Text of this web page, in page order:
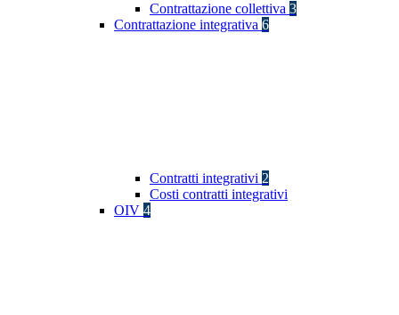
Contrattazione collettiva 3
Contrattazione integrativa 6
Contratti integrativi 2
Costi contratti integrativi
OIV 4